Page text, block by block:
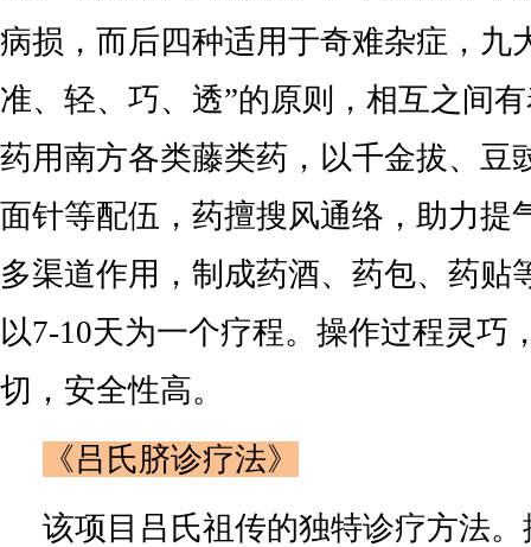
病损，而后四种适用于奇难杂症，九
准、轻、巧、透”的原则，相互之间
药用南方各类藤类药，以千金拔、豆
面针等配伍，药擅搜风通络，助力提
多渠道作用，制成药酒、药包、药贴
以7-10天为一个疗程。操作过程灵巧
切，安全性高。
《吕氏脐诊疗法》
该项目吕氏祖传的独特诊疗方法